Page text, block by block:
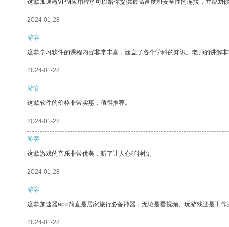
这款加速器VPM应用程序可以给你提供最高速度和安全性的连接，并帮助你
2024-01-28
游客
这款学习软件的课程内容非常丰富，涵盖了各个学科的知识。老师的讲解
2024-01-28
游客
这款软件的价格非常实惠，值得推荐。
2024-01-28
游客
这款游戏的音乐非常优美，听了让人心旷神怡。
2024-01-28
游客
这款加速器app简直是居家旅行必备神器，无论是看视频、玩游戏还是工
2024-01-28